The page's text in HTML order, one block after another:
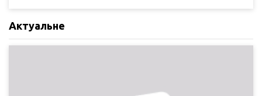
Актуальне